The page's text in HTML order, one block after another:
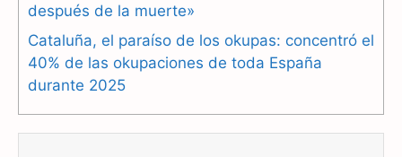
después de la muerte»
Cataluña, el paraíso de los okupas: concentró el
40% de las okupaciones de toda España
durante 2025